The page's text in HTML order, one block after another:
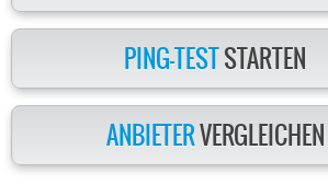
PING-TESTSTARTEN
ANBIETERVERGLEICHEN